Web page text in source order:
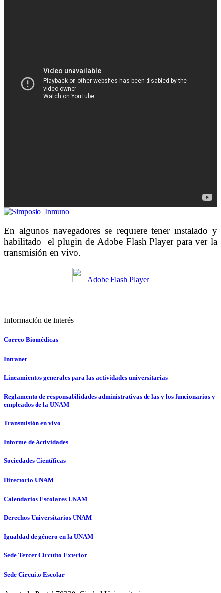
En algunos navegadores se requiere tener instalado y
habilitado el plugin de Adobe Flash Player para ver la
transmisión en vivo.
Adobe Flash Player
Información de interés
Correo Biomédicas
Intranet
Lineamientos generales para las actividades universitarias
Reglamento de responsabilidades administrativas de las y los funcionarios y
empleados de la UNAM
Transmisión en vivo
Informe de Actividades
Sociedades Científicas
Directorio UNAM
Calendarios Escolares UNAM
Derechos Universitarios UNAM
Igualdad de género en la UNAM
Sede Tercer Circuito Exterior
Sede Circuito Escolar